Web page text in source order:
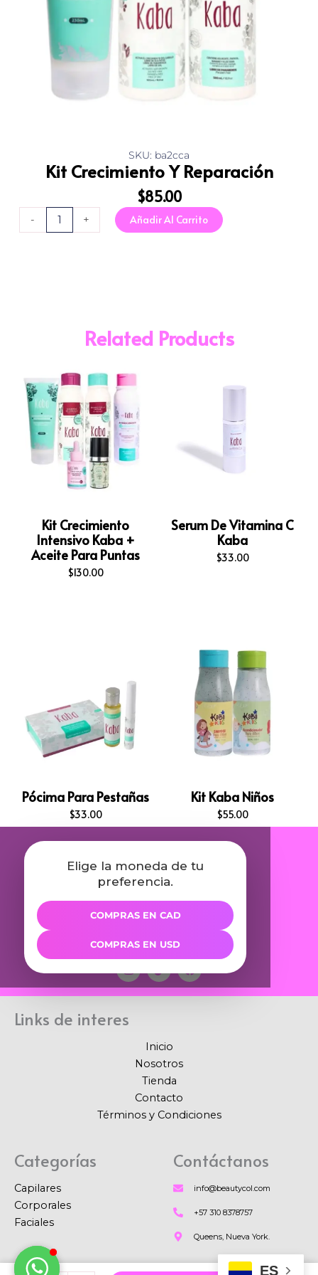
SKU: ba2cca
Kit Crecimiento Y Reparación
$85.00
-
Crecimiento
+ Añadir Al Carrito
Related Products
Kit Crecimiento
Intensivo Kaba +
Aceite Para Puntas
$130.00
Serum De Vitamina C
Kaba
$33.00
Pócima Para Pestañas
$33.00
Kit Kaba Niños
$55.00
Elige la moneda de tu
preferencia.
COMPRAS EN CAD
COMPRAS EN USD
I
n
s
t
g
m
T
i
k
t
F
a
c
e
Links de interes
Inicio
Nosotros
Tienda
Contacto
Términos y Condiciones
Categorías
Capilares
Corporales
Faciales
Contáctanos
info@beautycol.com
+57 310 8378757
Queens, Nueva York.
ES
Kit